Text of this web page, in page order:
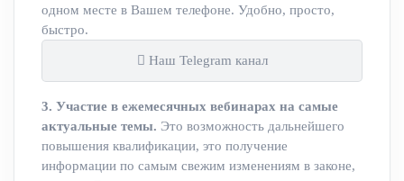
одном месте в Вашем телефоне. Удобно, просто,
быстро.
Наш Telegram канал
3. Участие в ежемесячных вебинарах на самые
актуальные темы. Это возможность дальнейшего
повышения квалификации, это получение
информации по самым свежим изменениям в законе,